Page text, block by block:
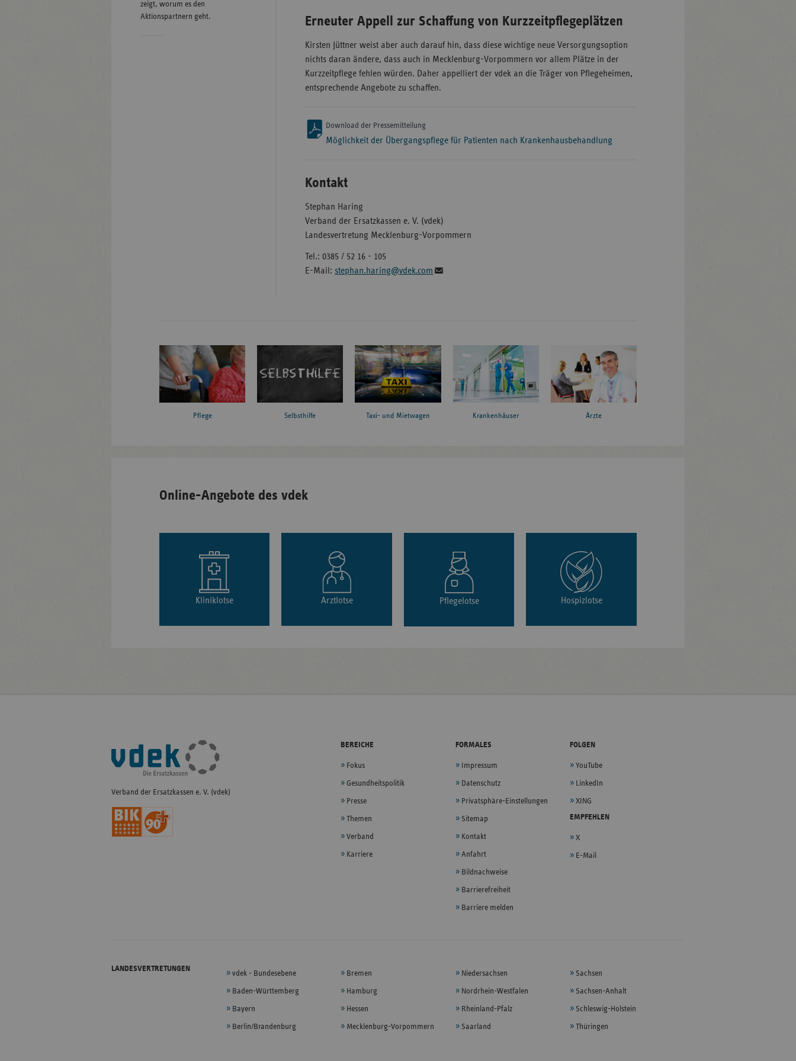
Erneuter Appell zur Schaffung von Kurzzeitpflegeplätzen
Kirsten Jüttner weist aber auch darauf hin, dass diese wichtige neue Versorgungsoption
nichts daran ändere, dass auch in Mecklenburg-Vorpommern vor allem Plätze in der
Kurzzeitpflege fehlen würden. Daher appelliert der vdek an die Träger von Pflegeheimen,
entsprechende Angebote zu schaffen.
Download der Pressemitteilung
Möglichkeit der Übergangspflege für Patienten nach Krankenhausbehandlung
Kontakt
Stephan Haring
Verband der Ersatzkassen e. V. (vdek)
Landesvertretung Mecklenburg-Vorpommern
Tel.: 0385 / 52 16 - 105
E-Mail: stephan.haring@vdek.com
zeigt, worum es den
Aktionspartnern geht.
Pflege Selbsthilfe Taxi- und Mietwagen Krankenhäuser Ärzte
Online-Angebote des vdek
Kliniklotse Arztlotse Pflegelotse Hospizlotse
Fußleisten-
Navigation
Verband der Ersatzkassen e. V. (vdek)
BEREICHE
Fokus
Gesundheitspolitik
Presse
Themen
Verband
Karriere
FORMALES
Impressum
Datenschutz
Privatsphäre-Einstellungen
Sitemap
Kontakt
Anfahrt
Bildnachweise
Barrierefreiheit
Barriere melden
FOLGEN
YouTube
LinkedIn
XING
EMPFEHLEN
X
E-Mail
LANDESVERTRETUNGEN
vdek - Bundesebene
Baden-Württemberg
Bayern
Berlin/Brandenburg
Bremen
Hamburg
Hessen
Mecklenburg-Vorpommern
Niedersachsen
Nordrhein-Westfalen
Rheinland-Pfalz
Saarland
Sachsen
Sachsen-Anhalt
Schleswig-Holstein
Thüringen